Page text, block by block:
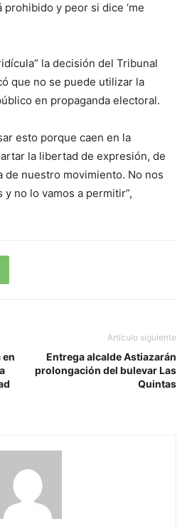
y peor si dice ‘me
la decisión del Tribunal
que no se puede utilizar la
en propaganda electoral.
esto porque caen en la
la libertad de expresión, de
de nuestro movimiento. No nos
no lo vamos a permitir”,
en
Artículo siguiente
Entrega alcalde Astiazarán
prolongación del bulevar Las
Quintas